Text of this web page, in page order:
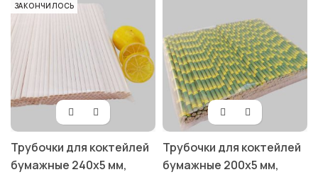
ЗАКОНЧИЛОСЬ
Трубочки для коктейлей
бумажные 240х5 мм,
Трубочки для коктейлей
бумажные 200х5 мм,